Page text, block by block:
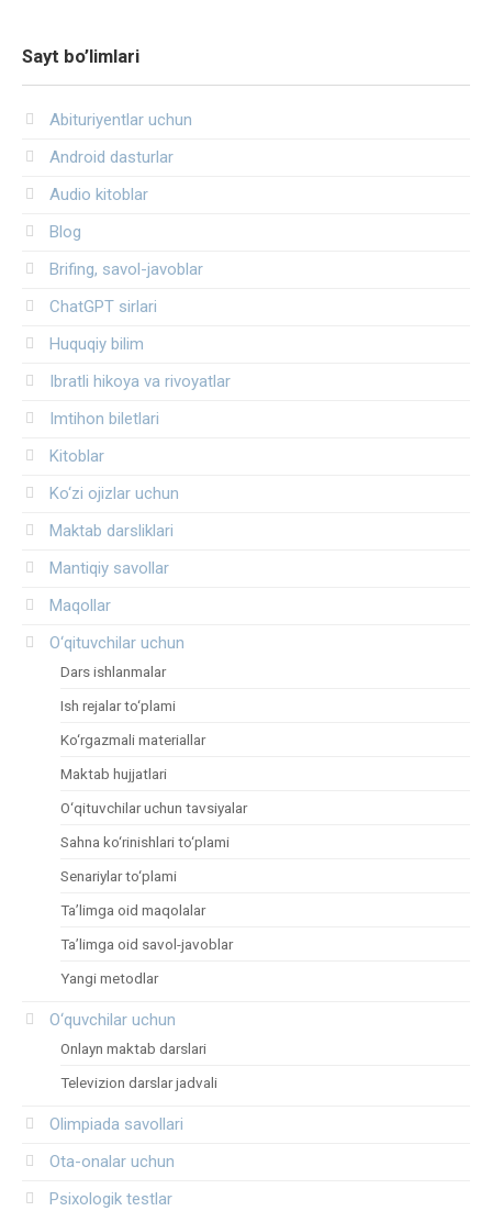
Sayt bo’limlari
Abituriyentlar uchun
Android dasturlar
Audio kitoblar
Blog
Brifing, savol-javoblar
ChatGPT sirlari
Huquqiy bilim
Ibratli hikoya va rivoyatlar
Imtihon biletlari
Kitoblar
Ko‘zi ojizlar uchun
Maktab darsliklari
Mantiqiy savollar
Maqollar
O‘qituvchilar uchun
Dars ishlanmalar
Ish rejalar to‘plami
Ko‘rgazmali materiallar
Maktab hujjatlari
O‘qituvchilar uchun tavsiyalar
Sahna ko‘rinishlari to‘plami
Senariylar to‘plami
Ta’limga oid maqolalar
Ta’limga oid savol-javoblar
Yangi metodlar
O‘quvchilar uchun
Onlayn maktab darslari
Televizion darslar jadvali
Olimpiada savollari
Ota-onalar uchun
Psixologik testlar